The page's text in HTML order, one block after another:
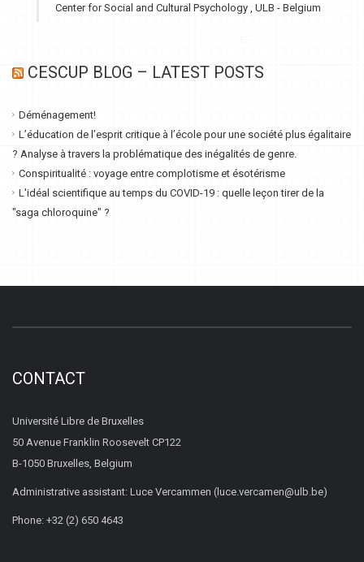
Center for Social and Cultural Psychology , ULB - Belgium
CESCUP BLOG – LATEST POSTS
Déménagement!
L’éducation de l’esprit critique à l’école pour une société plus égalitaire
? Analyse à travers la problématique des inégalités de genre.
Conspiritualité : voyage entre complotisme et ésotérisme
L'idéal scientifique au temps du COVID-19 : quelle leçon tirer de la
"saga chloroquine" ?
CONTACT
Université Libre de Bruxelles
50 Avenue Franklin Roosevelt CP122
B-1050 Bruxelles, Belgium
Administrative assistant: Luce Vercammen (luce.vercamen@ulb.be)
Phone: +32 (2) 650 4643